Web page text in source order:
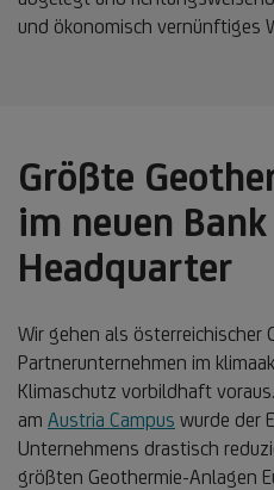
und ökonomisch vernünftiges
Größte
im neuen
Headquarter
Wir gehen als österreichischer
Partnerunternehmen im
Klimaschutz vorbildhaft
am Austria Campus wurde der
Unternehmens drastisch
größten Geothermie-Anlagen